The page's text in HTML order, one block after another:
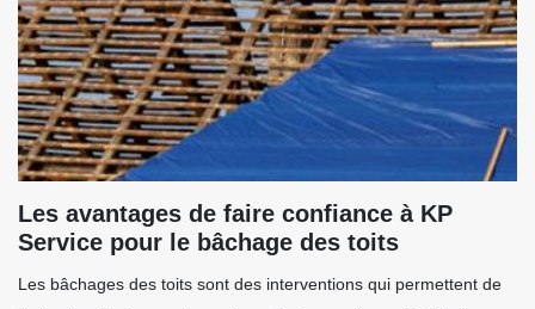
Les avantages de faire confiance à KP
Service pour le bâchage des toits
Les bâchages des toits sont des interventions qui permettent de